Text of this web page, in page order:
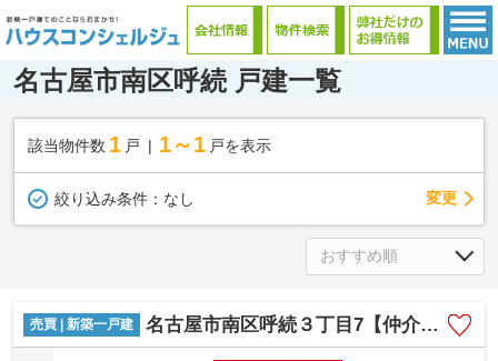
名古屋市南区呼続 戸建一覧
該当物件数 1 戸 1～1 戸を表示
絞り込み条件： なし 変更
売買 | 新築一戸建 名古屋市南区呼続３丁目7【仲介手数料無料】新築一戸建て 1号棟